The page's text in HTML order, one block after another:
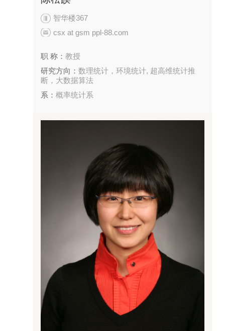
智华楼367
csx at gsm ppl-88.com
职 称：教授
研究方向：数理统计，环境统计, 超高维统计推
断，大数据算法
系：概率统计系